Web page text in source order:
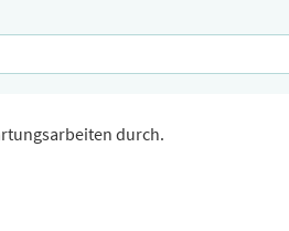
durch.